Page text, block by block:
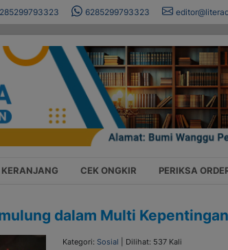
6285299793323
KERANJANG CEK ONGKIR PERIKSA
dalam Multi
Kategori:Sosial | Dilihat: 537 Kali